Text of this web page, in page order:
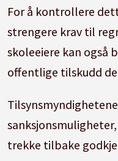
For å kontrollere
strengere krav til
skoleeiere kan også
offentlige tilskudd
trekke tilbake